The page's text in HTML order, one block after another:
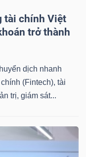
tài chính Việt
trở thành
dịch nhanh
(Fintech), tài
trị, giám sát...